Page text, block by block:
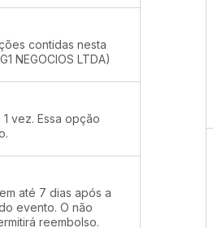
contidas nesta
NEGOCIOS LTDA)
vez. Essa opção
até 7 dias após a
evento. O não
reembolso.